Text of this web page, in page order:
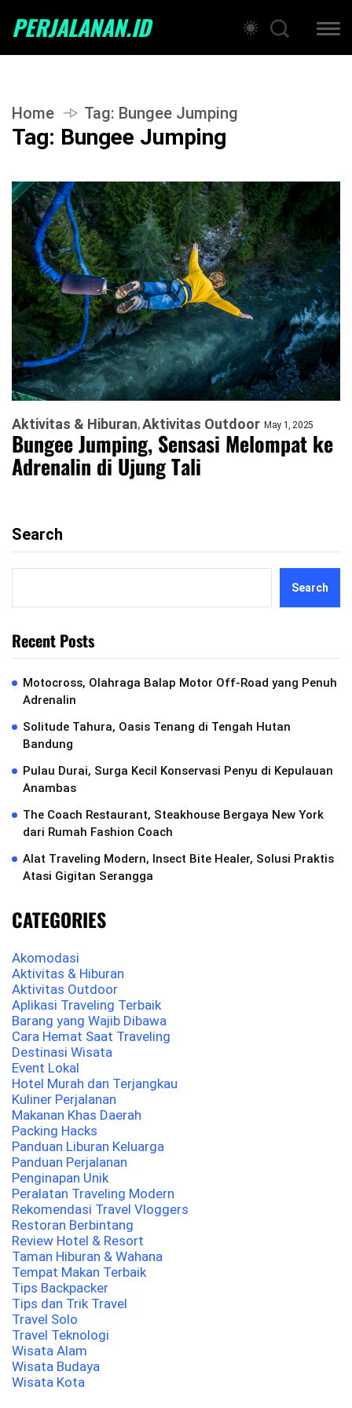
PERJALANAN.ID
Home Tag: Bungee Jumping
Tag: Bungee Jumping
Aktivitas & Hiburan Aktivitas Outdoor May 1, 2025
Bungee Jumping, Sensasi Melompat ke
Adrenalin di Ujung Tali
Search
Search
Recent Posts
Motocross, Olahraga Balap Motor Off-Road yang Penuh
Adrenalin
Solitude Tahura, Oasis Tenang di Tengah Hutan
Bandung
Pulau Durai, Surga Kecil Konservasi Penyu di Kepulauan
Anambas
The Coach Restaurant, Steakhouse Bergaya New York
dari Rumah Fashion Coach
Alat Traveling Modern, Insect Bite Healer, Solusi Praktis
Atasi Gigitan Serangga
CATEGORIES
Akomodasi
Aktivitas & Hiburan
Aktivitas Outdoor
Aplikasi Traveling Terbaik
Barang yang Wajib Dibawa
Cara Hemat Saat Traveling
Destinasi Wisata
Event Lokal
Hotel Murah dan Terjangkau
Kuliner Perjalanan
Makanan Khas Daerah
Packing Hacks
Panduan Liburan Keluarga
Panduan Perjalanan
Penginapan Unik
Peralatan Traveling Modern
Rekomendasi Travel Vloggers
Restoran Berbintang
Review Hotel & Resort
Taman Hiburan & Wahana
Tempat Makan Terbaik
Tips Backpacker
Tips dan Trik Travel
Travel Solo
Travel Teknologi
Wisata Alam
Wisata Budaya
Wisata Kota